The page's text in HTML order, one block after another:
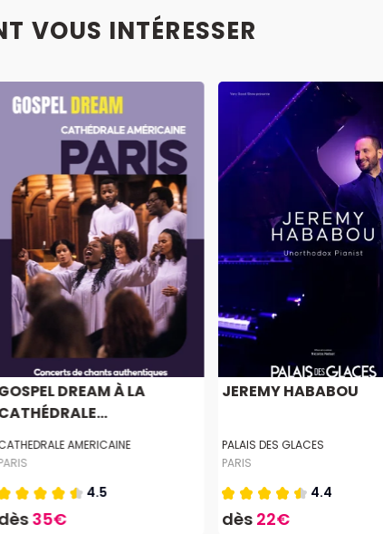
VOUS INTÉRESSER
DREAM À LA
AMERICAINE
4.5
35€
JEREMY HABABOU
PALAIS DES GLACES
PARIS
4.4
dès 22€